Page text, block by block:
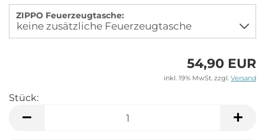
ZIPPO Feuerzeugtasche:
54,90 EUR
inkl. 19% MwSt. zzgl. Versand
Stück: